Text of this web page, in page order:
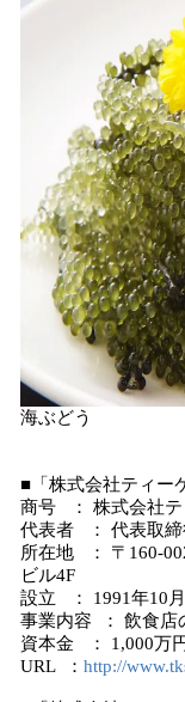
海ぶどう
■「株式会社ティー
商号 ： 株式会社テ
代表者 ： 代表取締
所在地 ： 〒160-
ビル4F
設立 ： 1991年10月
事業内容 ： 飲食店
資本金 ： 1,000
URL ： http://